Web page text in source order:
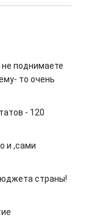
поднимаете
то очень
- 120
и ,сами
страны!